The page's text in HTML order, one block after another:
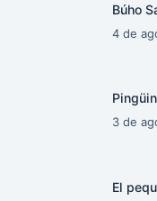
Búho
4 de
3 de
El